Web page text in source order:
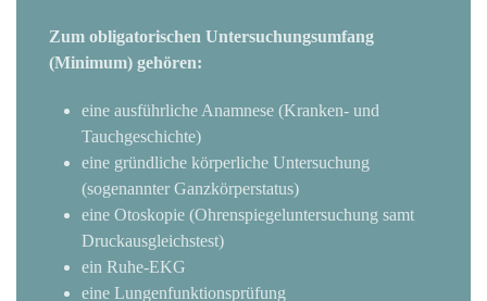
Zum obligatorischen Untersuchungsumfang
(Minimum) gehören:
eine ausführliche Anamnese (Kranken- und
Tauchgeschichte)
eine gründliche körperliche Untersuchung
(sogenannter Ganzkörperstatus)
eine Otoskopie (Ohrenspiegeluntersuchung samt
Druckausgleichstest)
ein Ruhe-EKG
eine Lungenfunktionsprüfung